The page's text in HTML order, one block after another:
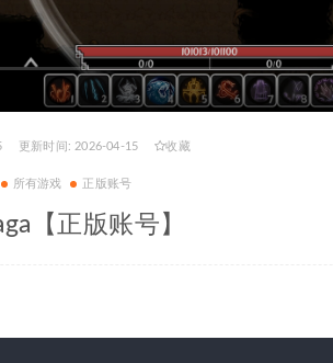
更新时间: 2026-04-15 收藏
所有游戏 正版账号
【正版账号】